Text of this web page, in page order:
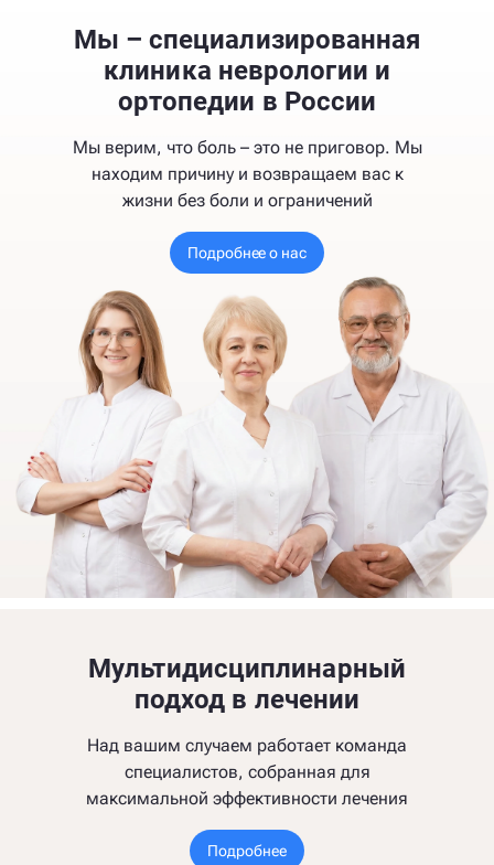
Мы – специализированная
клиника неврологии и
ортопедии в России
Мы верим, что боль – это не приговор. Мы
находим причину и возвращаем вас к
жизни без боли и ограничений
Подробнее о нас
Мультидисциплинарный
подход в лечении
Над вашим случаем работает команда
специалистов, собранная для
максимальной эффективности лечения
Подробнее